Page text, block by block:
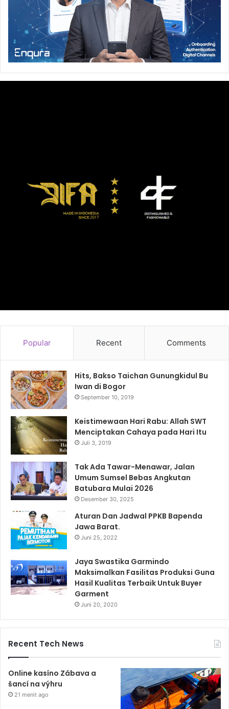
Popular Recent Comments
Hits, Bakso Taichan Gunungkidul Bu
Iwan di Bogor
September 10, 2019
Keistimewaan Hari Rabu: Allah SWT
Menciptakan Cahaya pada Hari Itu
Juli 3, 2019
Tak Ada Tawar-Menawar, Jalan
Umum Sumsel Bebas Angkutan
Batubara Mulai 2026
Desember 30, 2025
Aturan Dan Jadwal PPKB Bapenda
Jawa Barat.
Juni 25, 2022
Jaya Swastika Garmindo
Maksimalkan Fasilitas Produksi Guna
Hasil Kualitas Terbaik Untuk Buyer
Garment
Juni 20, 2020
Recent Tech News
Online kasíno Zábava a
šancí na výhru
21 menit ago